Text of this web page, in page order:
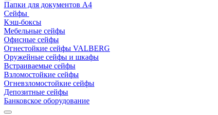
Папки для документов A4
Сейфы
Кэш-боксы
Мебельные сейфы
Офисные сейфы
Огнестойкие сейфы VALBERG
Оружейные сейфы и шкафы
Встраиваемые сейфы
Взломостойкие сейфы
Огневзломостойкие сейфы
Депозитные сейфы
Банковское оборудование